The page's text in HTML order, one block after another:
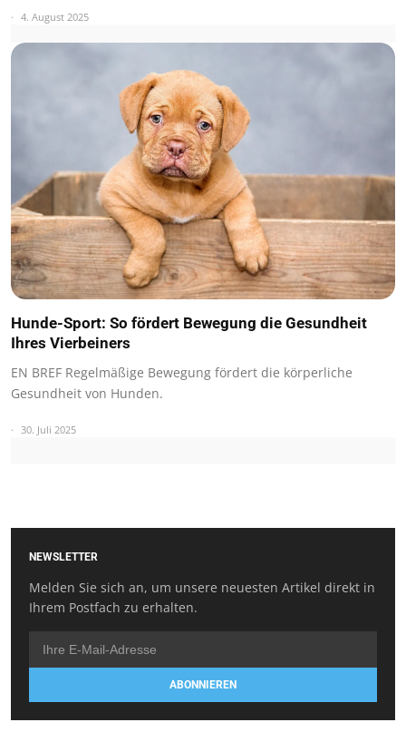
4. August 2025
Hunde-Sport: So fördert Bewegung die Gesundheit
Ihres Vierbeiners
EN BREF Regelmäßige Bewegung fördert die körperliche
Gesundheit von Hunden.
30. Juli 2025
NEWSLETTER
Melden Sie sich an, um unsere neuesten Artikel direkt in
Ihrem Postfach zu erhalten.
ABONNIEREN